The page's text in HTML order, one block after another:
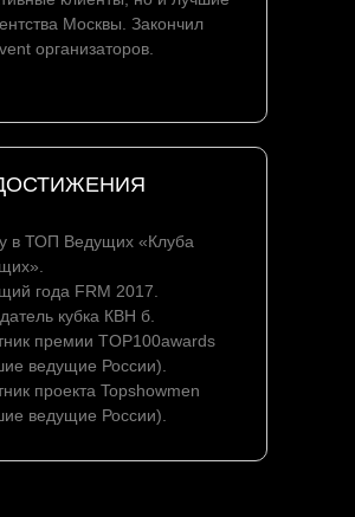
в ТОП Ведущих «Клуба
года FRM 2017.
кубка КВН б.
премии TOP100awards
ведущие России).
проекта Topshowmen
ведущие России).
Москвы. Закончил
организаторов.